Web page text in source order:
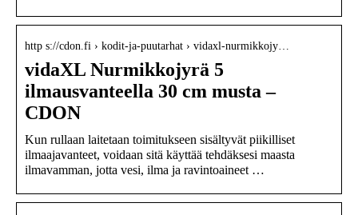
http s://cdon.fi › kodit-ja-puutarhat › vidaxl-nurmikkojy…
vidaXL Nurmikkojyrä 5
ilmausvanteella 30 cm musta –
CDON
Kun rullaan laitetaan toimitukseen sisältyvät piikilliset
ilmaajavanteet, voidaan sitä käyttää tehdäksesi maasta
ilmavamman, jotta vesi, ilma ja ravintoaineet …